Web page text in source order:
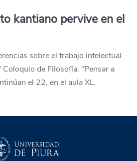
kantiano pervive en el
sobre el trabajo intelectual
de Filosofía: “Pensar a
el 22, en el aula XL.